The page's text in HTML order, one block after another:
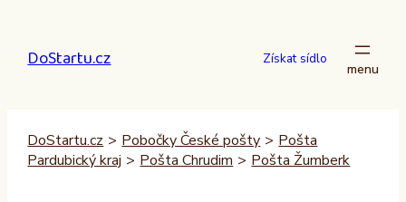
obsah
DoStartu.cz Získat sídlo
DoStartu.cz > Pobočky České pošty > Pošta
Pardubický kraj > Pošta Chrudim > Pošta Žumberk